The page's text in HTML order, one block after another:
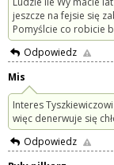
jeszcze na fejsie się
Pomyślcie co robicie
Odpowiedz
Mis
Interes
więc denerwuje się
Odpowiedz